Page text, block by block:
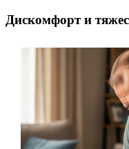
Дискомфорт и